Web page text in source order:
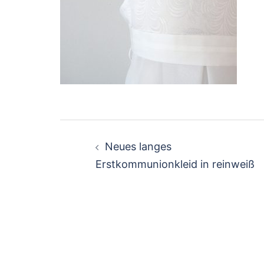
Neues langes
Erstkommunionkleid in reinweiß